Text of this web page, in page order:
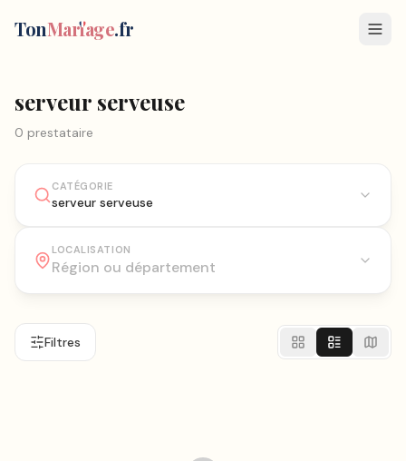
TonMariage.fr
serveur serveuse
0 prestataire
CATÉGORIE
serveur serveuse
LOCALISATION
Filtres